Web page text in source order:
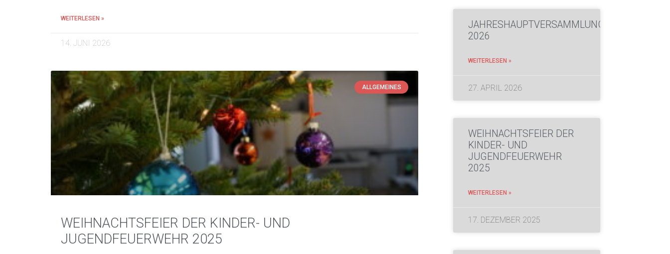
WEITERLESEN »
14. JUNI 2026
ALLGEMEINES
WEIHNACHTSFEIER DER KINDER- UND
JUGENDFEUERWEHR 2025
JAHRESHAUPTVERSAMMLUNG
2026
WEITERLESEN »
27. APRIL 2026
WEIHNACHTSFEIER DER
KINDER- UND
JUGENDFEUERWEHR
2025
WEITERLESEN »
17. DEZEMBER 2025